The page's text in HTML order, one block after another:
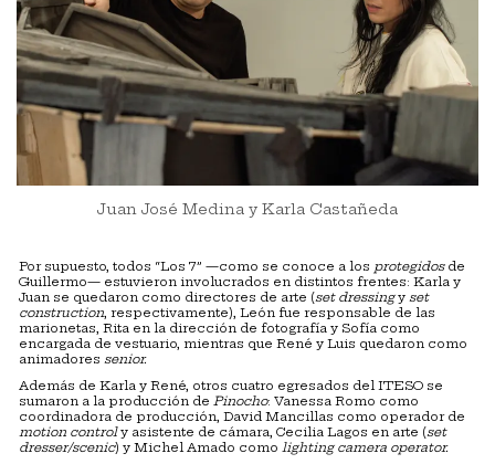
Juan José Medina y Karla Castañeda
Por supuesto, todos “Los 7” —como se conoce a los protegidosde
Guillermo— estuvieron involucrados en distintos frentes: Karla y
Juan se quedaron como directores de arte (set dressingy set
construction, respectivamente), León fue responsable de las
marionetas, Rita en la dirección de fotografía y Sofía como
encargada de vestuario, mientras que René y Luis quedaron como
animadores senior.
Además de Karla y René, otros cuatro egresados del ITESO se
sumaron a la producción de Pinocho: Vanessa Romo como
coordinadora de producción, David Mancillas como operador de
motion controly asistente de cámara, Cecilia Lagos en arte (set
dresser/scenic) y Michel Amado como lighting camera operator.